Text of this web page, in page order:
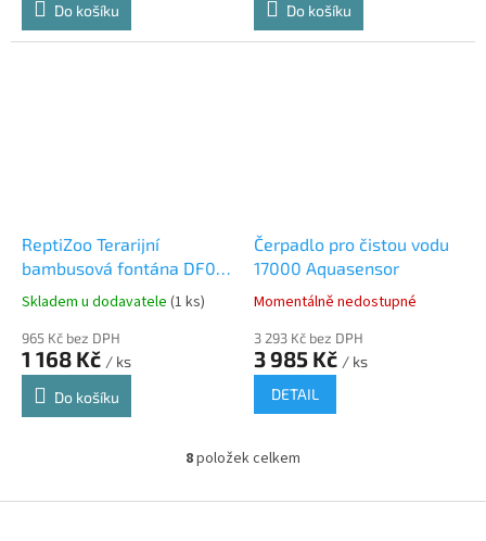
Do košíku
Do košíku
ReptiZoo Terarijní
bambusová fontána DF02,
29x10,5cm
Skladem u dodavatele (1 ks)
965 Kč bez DPH
1 168 Kč / ks
Do košíku
Čerpadlo pro čistou vodu
17000 Aquasensor
Momentálně nedostupné
3 293 Kč bez DPH
3 985 Kč / ks
DETAIL
O
l
8položek celkem